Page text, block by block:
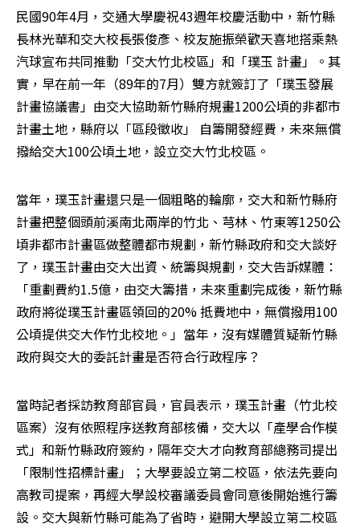
民國90年4月，交通大學慶祝43週年校慶活動中，新竹縣
長林光華和交大校長張俊彥、校友施振榮歡天喜地搭乘熱
汽球宣布共同推動「交大竹北校區」和「璞玉 計畫」。其
實，早在前一年（89年的7月）雙方就簽訂了「璞玉發展
計畫協議書」由交大協助新竹縣府規畫1200公頃的非都市
計畫土地，縣府以「區段徵收」 自籌開發經費，未來無償
撥給交大100公頃土地，設立交大竹北校區。
當年，璞玉計畫還只是一個粗略的輪廓，交大和新竹縣府
計畫把整個頭前溪南北兩岸的竹北、芎林、竹東等1250公
頃非都市計畫區做整體都市規劃，新竹縣政府和交大談好
了，璞玉計畫由交大出資、統籌與規劃，交大告訴媒體：
「重劃費約1.5億，由交大籌措，未來重劃完成後，新竹縣
政府將從璞玉計畫區領回的20% 抵費地中，無償撥用100
公頃提供交大作竹北校地。」當年，沒有媒體質疑新竹縣
政府與交大的委託計畫是否符合行政程序？
當時記者採訪教育部官員，官員表示，璞玉計畫（竹北校
區案）沒有依照程序送教育部核備，交大以「產學合作模
式」和新竹縣政府簽約，隔年交大才向教育部總務司提出
「限制性招標計畫」；大學要設立第二校區，依法先要向
高教司提案，再經大學設校審議委員會同意後開始進行籌
設。交大與新竹縣可能為了省時，避開大學設立第二校區